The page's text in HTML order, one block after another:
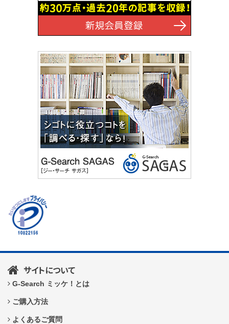
サイトについて
G-Search ミッケ！とは
ご購入方法
よくあるご質問